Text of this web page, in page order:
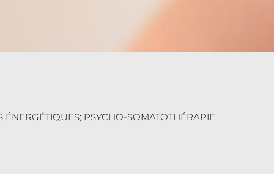
ÉNERGÉTIQUES; PSYCHO-SOMATOTHÉRAPIE